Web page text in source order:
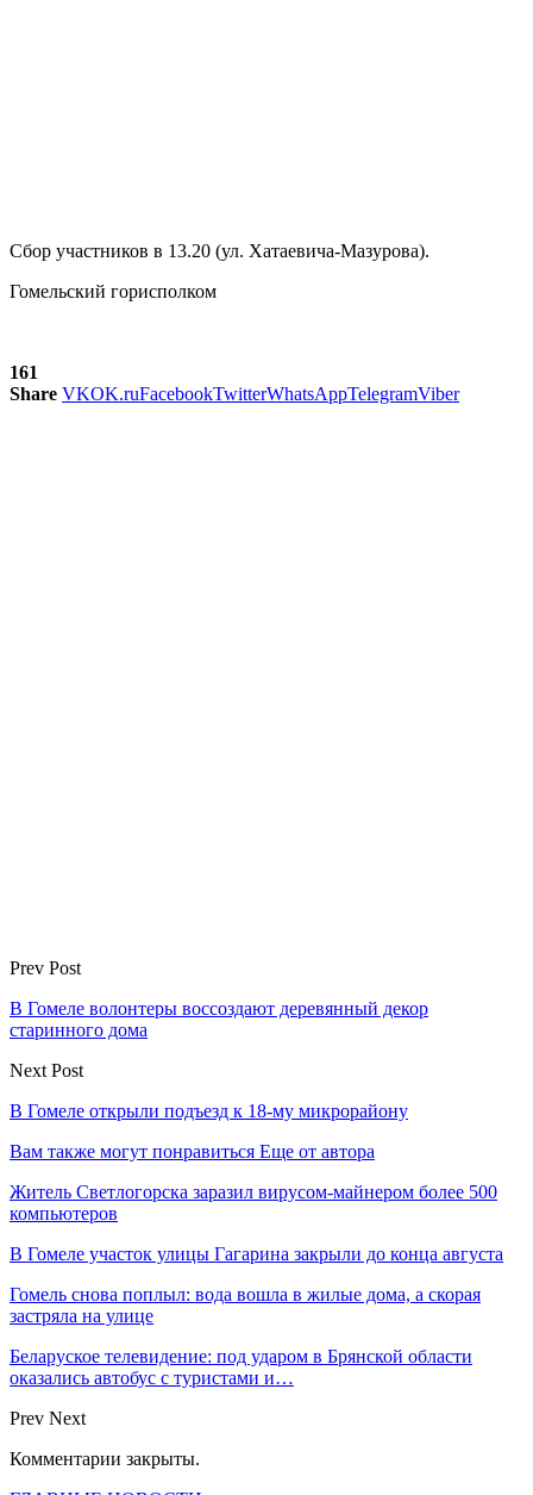
Сбор участников в 13.20 (ул. Хатаевича-Мазурова).
Гомельский горисполком
161
Share VKOK.ruFacebookTwitterWhatsAppTelegramViber
Prev Post
В Гомеле волонтеры воссоздают деревянный декор
старинного дома
Next Post
В Гомеле открыли подъезд к 18-му микрорайону
Вам также могут понравиться Еще от автора
Житель Светлогорска заразил вирусом-майнером более 500
компьютеров
В Гомеле участок улицы Гагарина закрыли до конца августа
Гомель снова поплыл: вода вошла в жилые дома, а скорая
застряла на улице
Беларуское телевидение: под ударом в Брянской области
оказались автобус с туристами и…
Prev Next
Комментарии закрыты.